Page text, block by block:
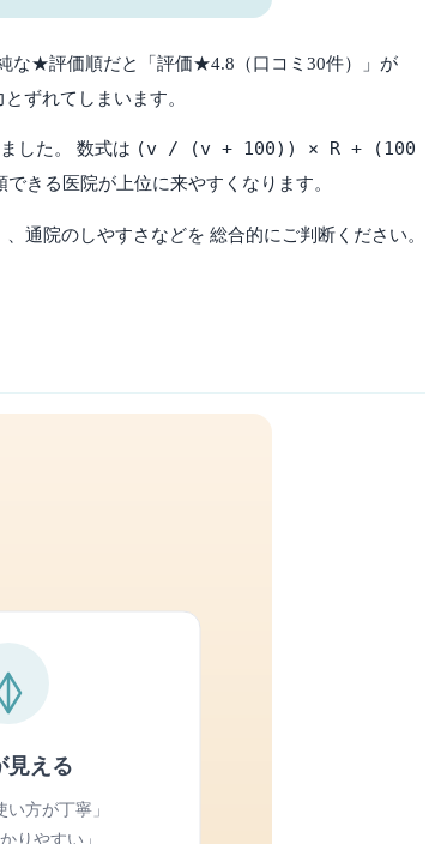
な★評価順だと「評価★4.8（口コミ30件）」が
ずれてしまいます。
した。 数式は (v / (v + 100)) × R + (100
きる医院が上位に来やすくなります。
通院のしやすさなどを 総合的にご判断ください。